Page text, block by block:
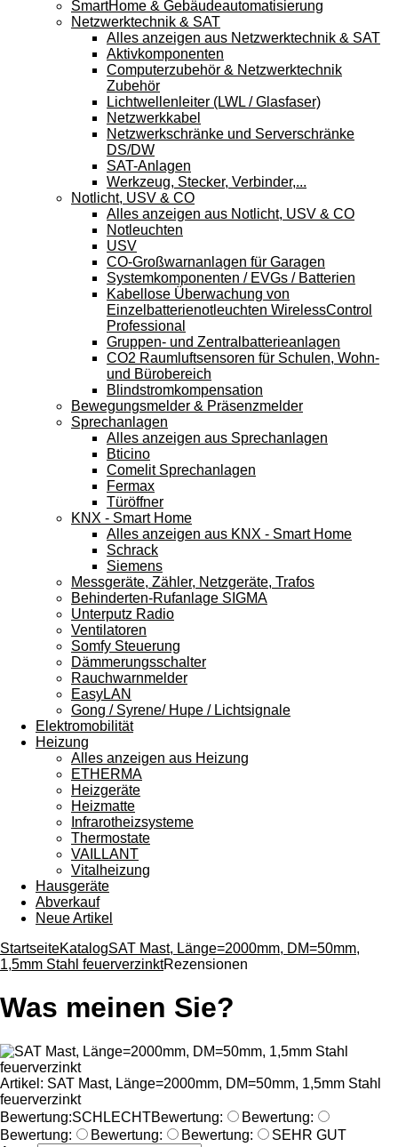
SmartHome & Gebäudeautomatisierung
Netzwerktechnik & SAT
Alles anzeigen aus Netzwerktechnik & SAT
Aktivkomponenten
Computerzubehör & Netzwerktechnik
Zubehör
Lichtwellenleiter (LWL / Glasfaser)
Netzwerkkabel
Netzwerkschränke und Serverschränke
DS/DW
SAT-Anlagen
Werkzeug, Stecker, Verbinder,...
Notlicht, USV & CO
Alles anzeigen aus Notlicht, USV & CO
Notleuchten
USV
CO-Großwarnanlagen für Garagen
Systemkomponenten / EVGs / Batterien
Kabellose Überwachung von
Einzelbatterienotleuchten WirelessControl
Professional
Gruppen- und Zentralbatterieanlagen
CO2 Raumluftsensoren für Schulen, Wohn-
und Bürobereich
Blindstromkompensation
Bewegungsmelder & Präsenzmelder
Sprechanlagen
Alles anzeigen aus Sprechanlagen
Bticino
Comelit Sprechanlagen
Fermax
Türöffner
KNX - Smart Home
Alles anzeigen aus KNX - Smart Home
Schrack
Siemens
Messgeräte, Zähler, Netzgeräte, Trafos
Behinderten-Rufanlage SIGMA
Unterputz Radio
Ventilatoren
Somfy Steuerung
Dämmerungsschalter
Rauchwarnmelder
EasyLAN
Gong / Syrene/ Hupe / Lichtsignale
Elektromobilität
Heizung
Alles anzeigen aus Heizung
ETHERMA
Heizgeräte
Heizmatte
Infrarotheizsysteme
Thermostate
VAILLANT
Vitalheizung
Hausgeräte
Abverkauf
Neue Artikel
StartseiteKatalogSAT Mast, Länge=2000mm, DM=50mm,
1,5mm Stahl feuerverzinktRezensionen
Was meinen Sie?
Artikel: SAT Mast, Länge=2000mm, DM=50mm, 1,5mm Stahl
feuerverzinkt
Bewertung:SCHLECHTBewertung:
Bewertung:
Bewertung:
Bewertung: Bewertung:
SEHR GUT